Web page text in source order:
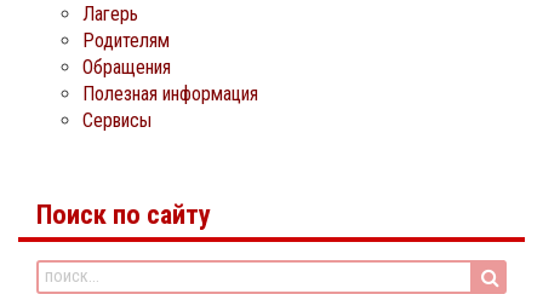
Лагерь
Родителям
Обращения
Полезная информация
Сервисы
Поиск по сайту